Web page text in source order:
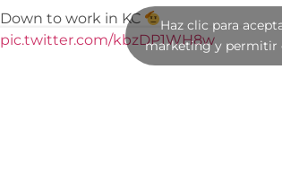
Down to work in KC
pic.twitter.com/kbzDP1WH8w
Haz clic para
marketing y permitir